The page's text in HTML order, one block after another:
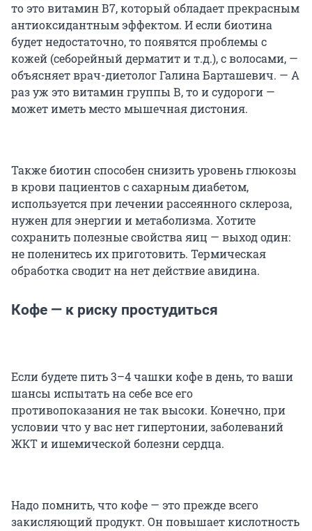
то это витамин В7, который обладает прекрасным
антиоксидантным эффектом. И если биотина
будет недостаточно, то появятся проблемы с
кожей (себорейный дерматит и т.д.), с волосами, —
объясняет врач-диетолог Галина Барташевич. — А
раз уж это витамин группы В, то и судороги —
может иметь место мышечная дистония.
Также биотин способен снизить уровень глюкозы
в крови пациентов с сахарным диабетом,
используется при лечении рассеянного склероза,
нужен для энергии и метаболизма. Хотите
сохранить полезные свойства яиц — выход один:
не поленитесь их приготовить. Термическая
обработка сводит на нет действие авидина.
Кофе — к риску простудиться
Если будете пить 3–4 чашки кофе в день, то ваши
шансы испытать на себе все его
противопоказания не так высоки. Конечно, при
условии что у вас нет гипертонии, заболеваний
ЖКТ и ишемической болезни сердца.
Надо помнить, что кофе — это прежде всего
закисляющий продукт. Он повышает кислотность